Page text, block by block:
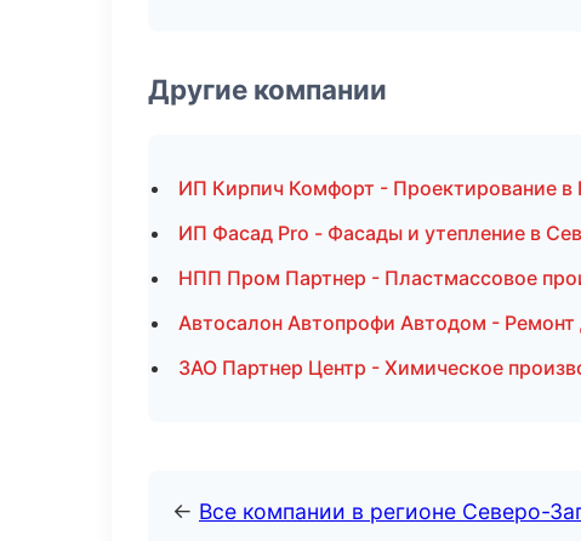
Другие компании
ИП Кирпич Комфорт - Проектирование в
ИП Фасад Pro - Фасады и утепление в
НПП Пром Партнер - Пластмассовое
Автосалон Автопрофи Автодом - Ремонт
ЗАО Партнер Центр - Химическое
← Все компании в регионе Северо-